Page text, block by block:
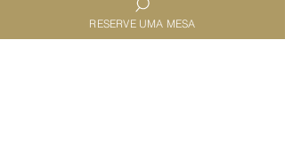
RESERVAR
RESERVE UMA MESA